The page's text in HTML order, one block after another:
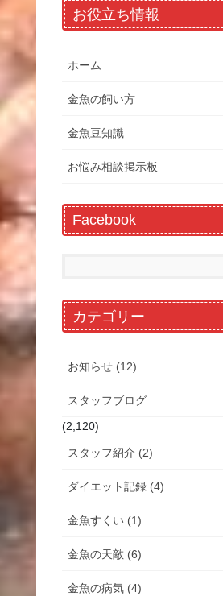
お役立ち情報
ホーム
金魚の飼い方
金魚豆知識
お悩み相談掲示板
Facebook
カテゴリー
お知らせ (12)
スタッフブログ
(2,120)
スタッフ紹介 (2)
ダイエット記録 (4)
金魚すくい (1)
金魚の天敵 (6)
金魚の病気 (4)